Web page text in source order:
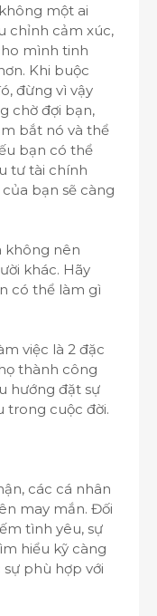
một ai
chỉnh cảm xúc,
mình tinh
Khi buộc
đừng vì vậy
chờ đợi bạn,
bắt nó và thể
bạn có thể
tư tài chính
bạn sẽ càng
không nên
khác. Hãy
có thể làm gì
việc là 2 đặc
thành công
hướng đặt sự
trong cuộc đời.
các cá nhân
may mắn. Đối
tình yêu, sự
hiểu kỹ càng
phù hợp với